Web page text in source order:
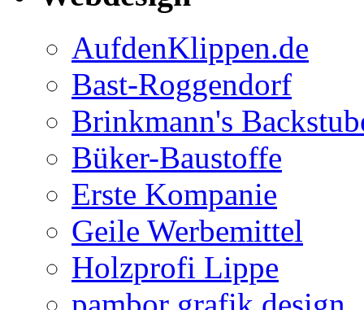
AufdenKlippen.de
Bast-Roggendorf
Brinkmann's
Büker-Baustoffe
Erste Kompanie
Geile Werbemittel
Holzprofi Lippe